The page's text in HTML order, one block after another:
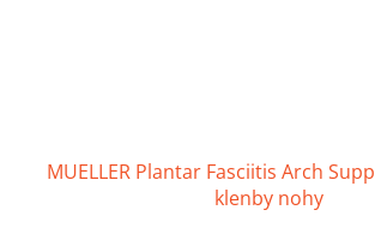
MUELLER Plantar Fasciitis Arch
klenby nohy